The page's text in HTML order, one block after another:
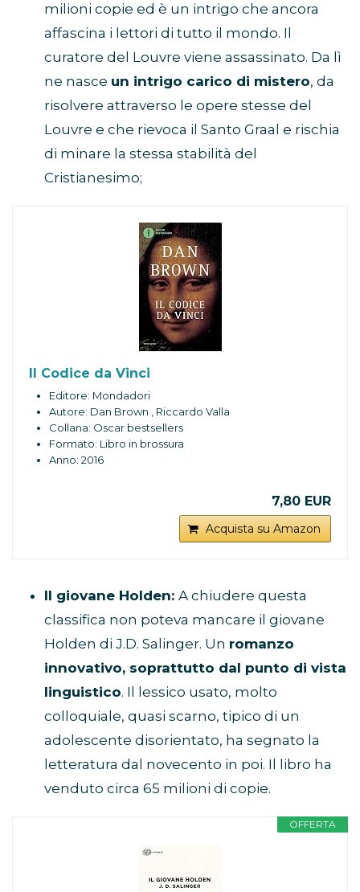
milioni copie ed è un intrigo che ancora
affascina i lettori di tutto il mondo. Il
curatore del Louvre viene assassinato. Da lì
ne nasce un intrigo carico di mistero, da
risolvere attraverso le opere stesse del
Louvre e che rievoca il Santo Graal e rischia
di minare la stessa stabilità del
Cristianesimo;
Il Codice da Vinci
Editore: Mondadori
Autore: Dan Brown , Riccardo Valla
Collana: Oscar bestsellers
Formato: Libro in brossura
Anno: 2016
7,80 EUR
Acquista su Amazon
Il giovane Holden: A chiudere questa
classifica non poteva mancare il giovane
Holden di J.D. Salinger. Un romanzo
innovativo, soprattutto dal punto di vista
linguistico. Il lessico usato, molto
colloquiale, quasi scarno, tipico di un
adolescente disorientato, ha segnato la
letteratura dal novecento in poi. Il libro ha
venduto circa 65 milioni di copie.
OFFERTA